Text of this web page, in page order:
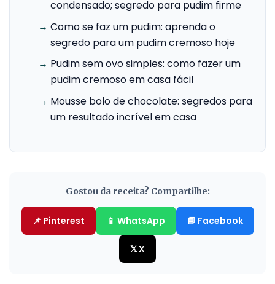
condensado; segredo para pudim firme
→ Como se faz um pudim: aprenda o
segredo para um pudim cremoso hoje
→ Pudim sem ovo simples: como fazer um
pudim cremoso em casa fácil
→ Mousse bolo de chocolate: segredos para
um resultado incrível em casa
Gostou da receita? Compartilhe:
📌 Pinterest 📱 WhatsApp 📘 Facebook
𝕏 X